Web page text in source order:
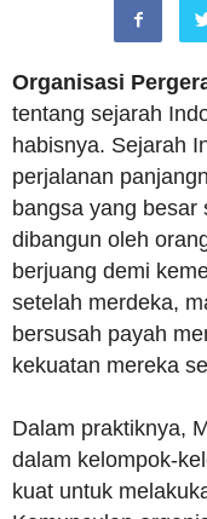
Organisasi
tentang sejarah
habisnya. Sejarah
perjalanan
bangsa yang besar
dibangun oleh
berjuang demi
setelah merdeka,
bersusah payah
kekuatan mereka
Dalam praktiknya,
dalam kelompok-
kuat untuk